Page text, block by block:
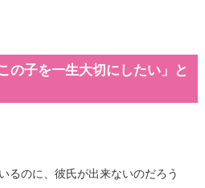
の子を一生大切にしたい」と
るのに、彼氏が出来ないのだろう